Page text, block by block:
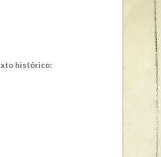
histórico: